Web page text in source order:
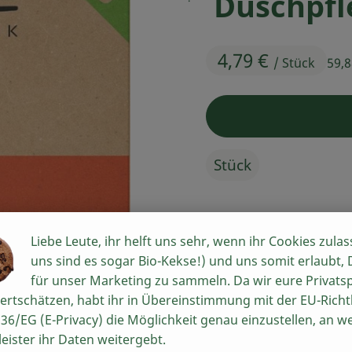
4,79 € / Stück
Stück
Rezepte
keine passenden Rezepte gefunden.
Liebe Leute, ihr helft uns sehr, wenn ihr Cookies
uns sind es sogar Bio-Kekse!) und uns somit erlaubt,
für unser Marketing zu sammeln. Da wir eure
habt ihr in Übereinstimmung mit der EU-
EG (E-Privacy) die Möglichkeit genau einzustellen, an
ihr Daten weitergebt.